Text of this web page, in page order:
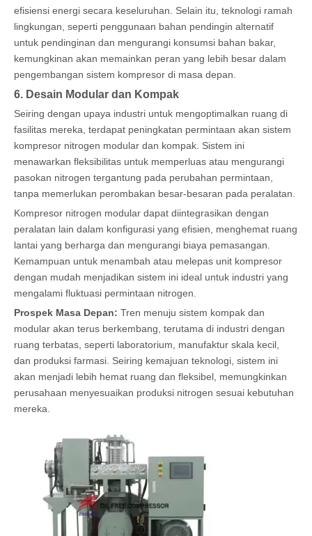
efisiensi energi secara keseluruhan. Selain itu, teknologi ramah
lingkungan, seperti penggunaan bahan pendingin alternatif
untuk pendinginan dan mengurangi konsumsi bahan bakar,
kemungkinan akan memainkan peran yang lebih besar dalam
pengembangan sistem kompresor di masa depan.
6. Desain Modular dan Kompak
Seiring dengan upaya industri untuk mengoptimalkan ruang di
fasilitas mereka, terdapat peningkatan permintaan akan sistem
kompresor nitrogen modular dan kompak. Sistem ini
menawarkan fleksibilitas untuk memperluas atau mengurangi
pasokan nitrogen tergantung pada perubahan permintaan,
tanpa memerlukan perombakan besar-besaran pada peralatan.
Kompresor nitrogen modular dapat diintegrasikan dengan
peralatan lain dalam konfigurasi yang efisien, menghemat ruang
lantai yang berharga dan mengurangi biaya pemasangan.
Kemampuan untuk menambah atau melepas unit kompresor
dengan mudah menjadikan sistem ini ideal untuk industri yang
mengalami fluktuasi permintaan nitrogen.
Prospek Masa Depan: Tren menuju sistem kompak dan
modular akan terus berkembang, terutama di industri dengan
ruang terbatas, seperti laboratorium, manufaktur skala kecil,
dan produksi farmasi. Seiring kemajuan teknologi, sistem ini
akan menjadi lebih hemat ruang dan fleksibel, memungkinkan
perusahaan menyesuaikan produksi nitrogen sesuai kebutuhan
mereka.